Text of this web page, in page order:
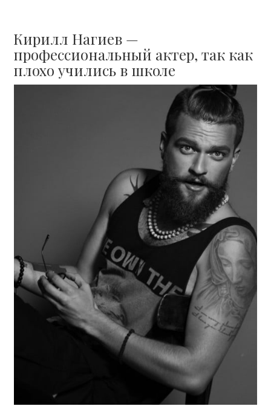
Кирилл Нагиев —
профессиональный актер, так как
плохо учились в школе